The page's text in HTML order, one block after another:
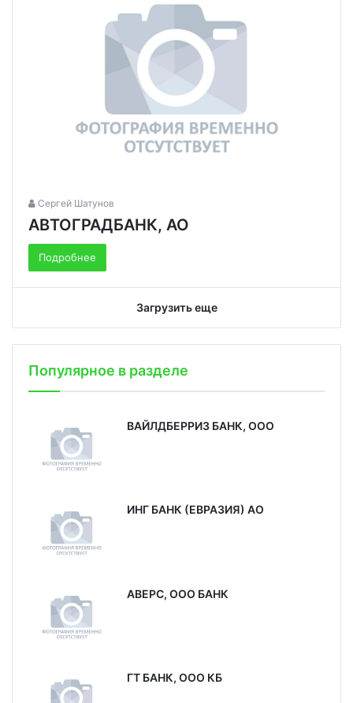
Сергей Шатунов
АВТОГРАДБАНК, АО
Подробнее
Загрузить еще
Популярное в разделе
ВАЙЛДБЕРРИЗ БАНК, ООО
ИНГ БАНК (ЕВРАЗИЯ) АО
АВЕРС, ООО БАНК
ГТ БАНК, ООО КБ